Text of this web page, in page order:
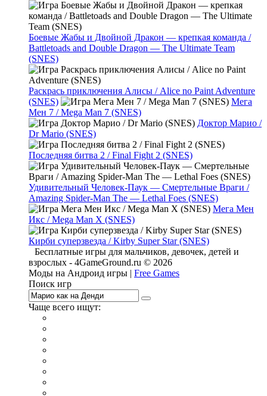
Боевые Жабы и Двойной Дракон — крепкая команда /
Battletoads and Double Dragon — The Ultimate Team
(SNES)
Раскрась приключения Алисы / Alice no Paint Adventure
(SNES)
Мега
Мен 7 / Mega Man 7 (SNES)
Доктор Марио /
Dr Mario (SNES)
Последняя битва 2 / Final Fight 2 (SNES)
Удивительный Человек-Паук — Смертельные Враги /
Amazing Spider-Man The — Lethal Foes (SNES)
Мега Мен
Икс / Mega Man X (SNES)
Кирби суперзвезда / Kirby Super Star (SNES)
Бесплатные игры для мальчиков, девочек, детей и
взрослых - 4GameGround.ru © 2026
Моды на Андроид игры | Free Games
Поиск игр
Чаще всего ищут: